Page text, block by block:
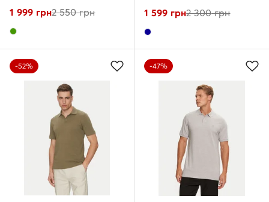
1 999 грн2 550грн 1 599 грн2 300грн
-52% -47%